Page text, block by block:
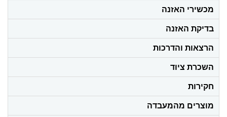
מכשירי האזנה
בדיקת האזנה
הרצאות והדרכות
השכרת ציוד
חקירות
מוצרים מהמעבדה